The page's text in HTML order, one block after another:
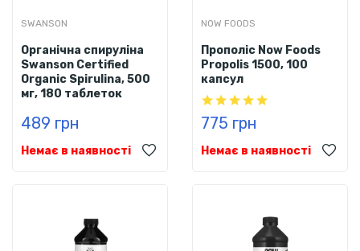
SWANSON
Органічна спируліна
Swanson Certified
Organic Spirulina, 500
мг, 180 таблеток
489 грн
Немає в наявності
NOW FOODS
Прополіс Now Foods
Propolis 1500, 100
капсул
775 грн
Немає в наявності